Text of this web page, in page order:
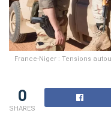
France-Niger : Tensions
0
SHARES